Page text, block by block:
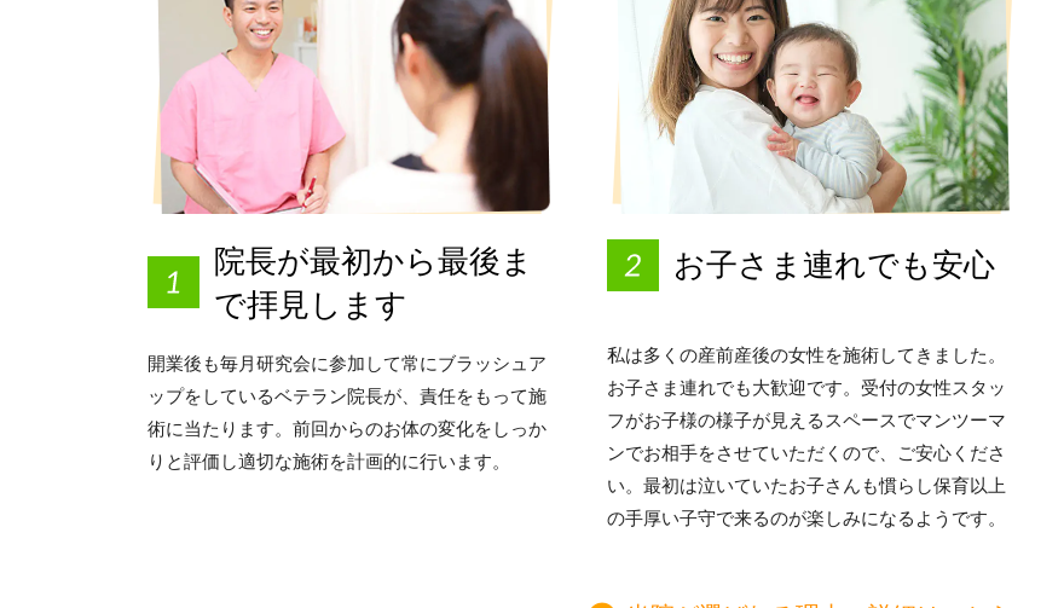
院長が最初から最後ま
で拝見します
開業後も毎月研究会に参加して常にブラッシュア
ップをしているベテラン院長が、責任をもって施
術に当たります。前回からのお体の変化をしっか
りと評価し適切な施術を計画的に行います。
お子さま連れでも安心
私は多くの産前産後の女性を施術してきました。
お子さま連れでも大歓迎です。受付の女性スタッ
フがお子様の様子が見えるスペースでマンツーマ
ンでお相手をさせていただくので、ご安心くださ
い。最初は泣いていたお子さんも慣らし保育以上
の手厚い子守で来るのが楽しみになるようです。